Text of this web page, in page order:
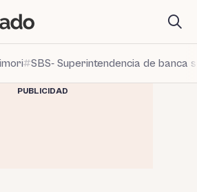
SBS- Superintendencia de banca
PUBLICIDAD